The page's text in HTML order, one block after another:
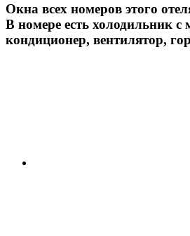
Окна всех номеров этого
В номере есть холодильник с
кондиционер, вентилятор,